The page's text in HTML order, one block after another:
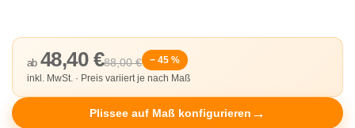
88,00 €
ab 48,40 €
− 45 %
inkl. MwSt. · Preis variiert je nach Maß
Plissee auf Maß konfigurieren